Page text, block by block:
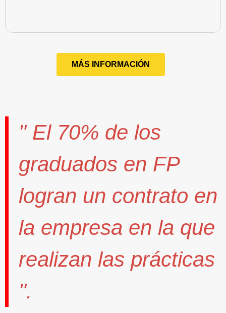
MÁS INFORMACIÓN
" El 70% de los
graduados en FP
logran un contrato en
la empresa en la que
realizan las prácticas
".